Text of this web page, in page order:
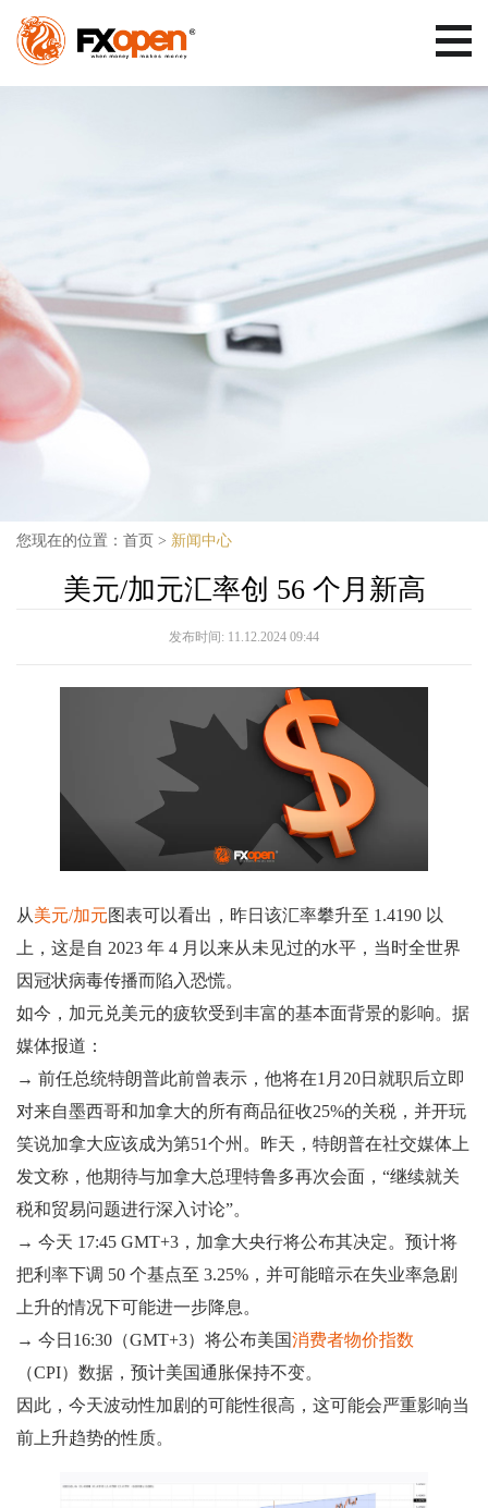
您现在的位置： 首页 > 新闻中心
美元/加元汇率创 56 个月新高
发布时间: 11.12.2024 09:44
从美元/加元图表可以看出，昨日该汇率攀升至 1.4190 以
上，这是自 2023 年 4 月以来从未见过的水平，当时全世界
因冠状病毒传播而陷入恐慌。
如今，加元兑美元的疲软受到丰富的基本面背景的影响。据
媒体报道：
→ 前任总统特朗普此前曾表示，他将在1月20日就职后立即
对来自墨西哥和加拿大的所有商品征收25%的关税，并开玩
笑说加拿大应该成为第51个州。昨天，特朗普在社交媒体上
发文称，他期待与加拿大总理特鲁多再次会面，“继续就关
税和贸易问题进行深入讨论”。
→ 今天 17:45 GMT+3，加拿大央行将公布其决定。预计将
把利率下调 50 个基点至 3.25%，并可能暗示在失业率急剧
上升的情况下可能进一步降息。
→ 今日16:30（GMT+3）将公布美国消费者物价指数
（CPI）数据，预计美国通胀保持不变。
因此，今天波动性加剧的可能性很高，这可能会严重影响当
前上升趋势的性质。